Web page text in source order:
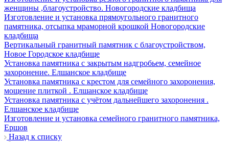
женщины ,благоустройство. Новогородские кладбища
Изготовление и установка прямоугольного гранитного
памятника, отсыпка мраморной крошкой Новогородские
кладбища
Вертикальный гранитный памятник с благоустройством,
Новое Городское кладбище
Установка памятника с закрытым надгробьем, семейное
захоронение. Елшанское кладбище
Установка памятника с крестом для семейного захоронения,
мощение плиткой . Елшанское кладбище
Установка памятника с учётом дальнейшего захоронения .
Елшанское кладбище
Изготовление и установка семейного гранитного памятника,
Ершов
Назад к списку